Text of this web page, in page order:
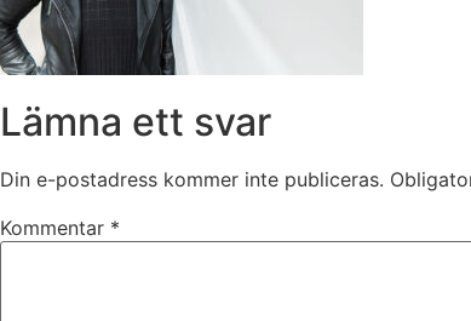
Lämna ett svar
Din e-postadress kommer inte publiceras.
Kommentar *